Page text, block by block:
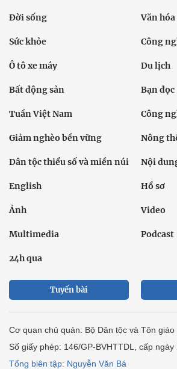
Đời sống Văn
Sức khỏe Công
Ô tô xe máy Du lịch
Bất động sản Bạn đọc
Tuần Việt Nam Công
Giảm nghèo bền vững Nông
Dân tộc thiểu số và miền núi Nội
English Hồ sơ
Ảnh Video
Multimedia Podcast
24h qua
Tuyến bài
Cơ quan chủ quản: Bộ Dân tộc và Tôn giáo
Số giấy phép: 146/GP-BVHTTDL, cấp
Tổng biên tập: Nguyễn Văn Bá